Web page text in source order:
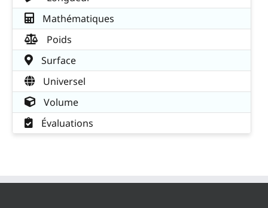
Mathématiques
Poids
Surface
Universel
Volume
Évaluations